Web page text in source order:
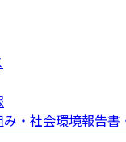
・社会環境報告書